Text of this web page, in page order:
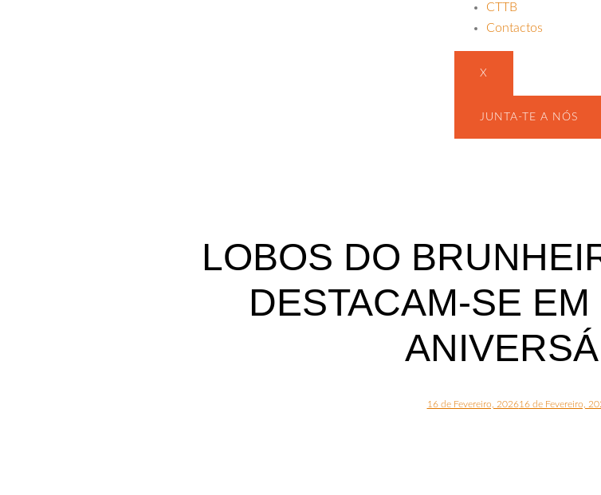
CTTB
Contactos
X
JUNTA-TE A NÓS
LOBOS DO
DESTACAM-SE
16 de Fevereiro, 202616 de Fevereiro,